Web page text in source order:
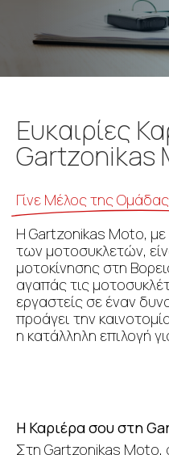
Ευκαιρίες
Gartzonikas
Γίνε Μέλος της
Η Gartzonikas Moto, με
των μοτοσυκλετών,
μοτοκίνησης στη
αγαπάς τις
εργαστείς σε έναν
προάγει την
η κατάλληλη επιλογή
Η Καριέρα σου στη
Στη Gartzonikas